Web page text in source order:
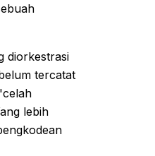
diorkestrasi
tercatat
lebih